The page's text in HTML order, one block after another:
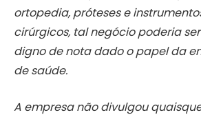
ortopedia, próteses e
cirúrgicos, tal negócio poderia
digno de nota dado o papel da
de saúde.
A empresa não divulgou